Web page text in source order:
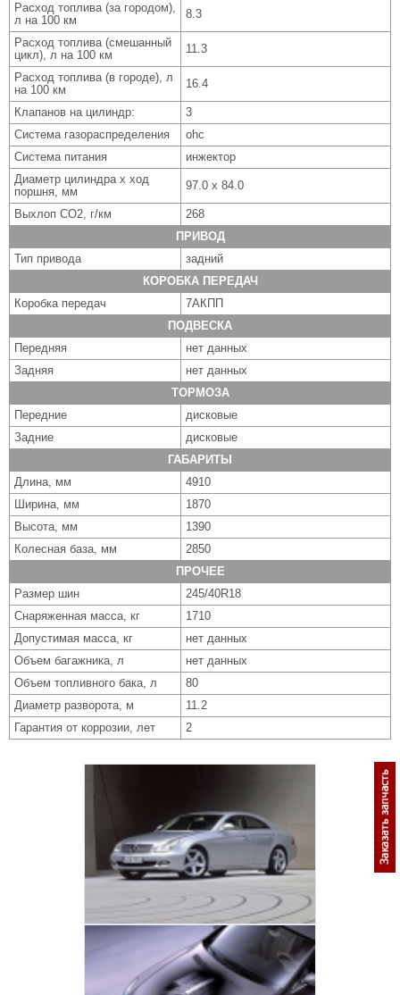
Расход топлива (за городом),
л на 100 км
8.3
Расход топлива (смешанный
цикл), л на 100 км
11.3
Расход топлива (в городе), л
на 100 км
16.4
Клапанов на цилиндр:
3
Система газораспределения
ohc
Система питания
инжектор
Диаметр цилиндра x ход
поршня, мм
97.0 x 84.0
Выхлоп CO2, г/км
268
ПРИВОД
Тип привода
задний
КОРОБКА ПЕРЕДАЧ
Коробка передач
7АКПП
ПОДВЕСКА
Передняя
нет данных
Задняя
нет данных
ТОРМОЗА
Передние
дисковые
Задние
дисковые
ГАБАРИТЫ
Длина, мм
4910
Ширина, мм
1870
Высота, мм
1390
Колесная база, мм
2850
ПРОЧЕЕ
Размер шин
245/40R18
Снаряженная масса, кг
1710
Допустимая масса, кг
нет данных
Объем багажника, л
нет данных
Объем топливного бака, л
80
Диаметр разворота, м
11.2
Гарантия от коррозии, лет
2